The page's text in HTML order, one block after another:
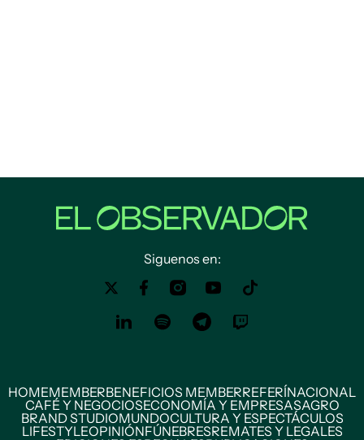
Siguenos en:
HOMEMEMBERBENEFICIOS MEMBERREFERÍNACIONAL
CAFÉ Y NEGOCIOSECONOMÍA Y EMPRESASAGRO
BRAND STUDIOMUNDOCULTURA Y ESPECTÁCULOS
LIFESTYLEOPINIÓNFÚNEBRESREMATES Y LEGALES